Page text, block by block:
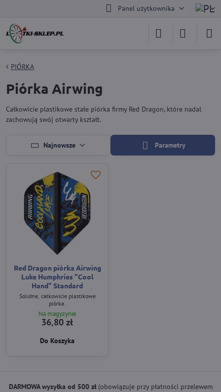
Panel użytkownika
PIÓRKA
Piórka Airwing
Całkowicie plastikowe stałe piórka firmy Red Dragon, które nadal
zachowują swój otwarty kształt.
Najnowsze Parametry
Red Dragon piórka Airwing
Luke Humphries "Cool
Hand" Standard
Solidne, całkowicie plastikowe
piórka.
Na magyzynie
36,80 zł
Do Koszyka
DARMOWA wysyłka od 500 zł(obowiązuje przy płatności przelewem